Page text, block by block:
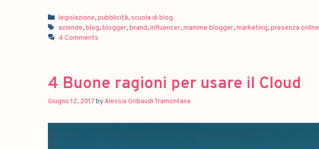
legislazione,pubblicità, scuola di blog
aziende,blog,blogger,brand,influencer,mamme blogger,marketing,presenza online
4 Comments
4 Buone ragioni per usare il Cloud
Giugno 12, 2017 byAlessia Gribaudi Tramontana